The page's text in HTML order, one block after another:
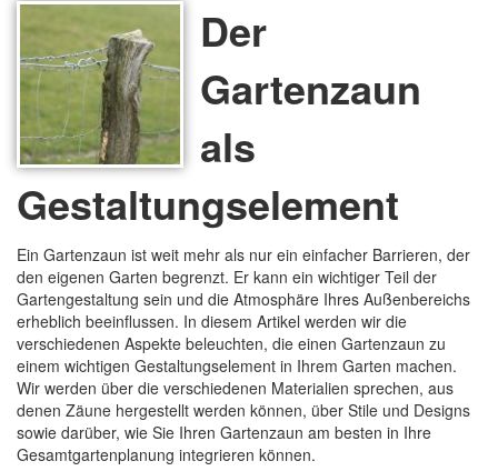
Der
Gartenzaun
als
Gestaltungselement
Ein Gartenzaun ist weit mehr als nur ein einfacher Barrieren, der
den eigenen Garten begrenzt. Er kann ein wichtiger Teil der
Gartengestaltung sein und die Atmosphäre Ihres Außenbereichs
erheblich beeinflussen. In diesem Artikel werden wir die
verschiedenen Aspekte beleuchten, die einen Gartenzaun zu
einem wichtigen Gestaltungselement in Ihrem Garten machen.
Wir werden über die verschiedenen Materialien sprechen, aus
denen Zäune hergestellt werden können, über Stile und Designs
sowie darüber, wie Sie Ihren Gartenzaun am besten in Ihre
Gesamtgartenplanung integrieren können.